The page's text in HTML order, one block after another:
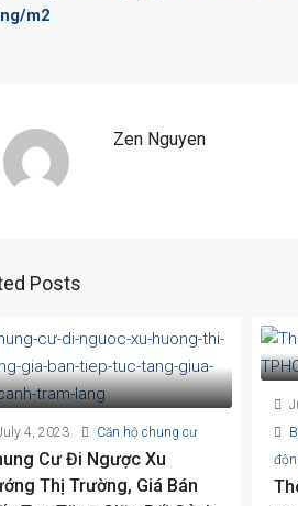
m2
Zen Nguyen
Posts
4, 2023 Căn hộ chung cư
Cư Đi Ngược Xu
Thị Trường, Giá Bán